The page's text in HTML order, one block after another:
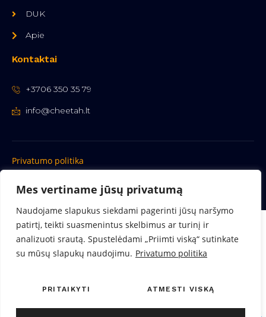
Mes vertiname jūsų privatumą
Naudojame slapukus siekdami pagerinti jūsų naršymo
patirtį, teikti suasmenintus skelbimus ar turinį ir
analizuoti srautą. Spustelėdami „Priimti viską“ sutinkate
su mūsų slapukų naudojimu. Privatumo politika
PRITAIKYTI ATMESTI VISKĄ
DUK
Apie
Kontaktai
+3706 350 35 79
info@cheetah.lt
Privatumo politika